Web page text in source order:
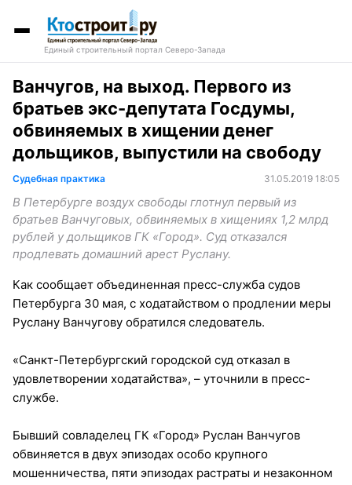
Единый строительный портал Северо-Запада
Ванчугов, на выход. Первого из
братьев экс-депутата Госдумы,
обвиняемых в хищении денег
дольщиков, выпустили на свободу
Судебная практика 31.05.2019 18:05
В Петербурге воздух свободы глотнул первый из
братьев Ванчуговых, обвиняемых в хищениях 1,2 млрд
рублей у дольщиков ГК «Город». Суд отказался
продлевать домашний арест Руслану.
Как сообщает объединенная пресс-служба судов
Петербурга 30 мая, с ходатайством о продлении меры
Руслану Ванчугову обратился следователь.
«Санкт-Петербургский городской суд отказал в
удовлетворении ходатайства», – уточнили в пресс-
службе.
Бывший совладелец ГК «Город» Руслан Ванчугов
обвиняется в двух эпизодах особо крупного
мошенничества, пяти эпизодах растраты и незаконном